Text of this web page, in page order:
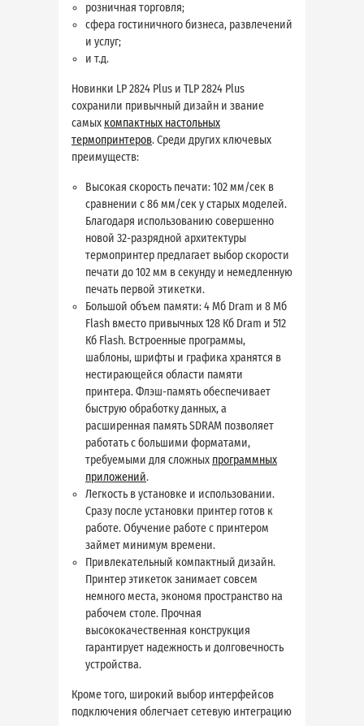
розничная торговля;
сфера гостиничного бизнеса, развлечений
и услуг;
и т.д.
Новинки LP 2824 Plus и TLP 2824 Plus
сохранили привычный дизайн и звание
самых компактных настольных
термопринтеров. Среди других ключевых
преимуществ:
Высокая скорость печати: 102 мм/сек в
сравнении с 86 мм/сек у старых моделей.
Благодаря использованию совершенно
новой 32-разрядной архитектуры
термопринтер предлагает выбор скорости
печати до 102 мм в секунду и немедленную
печать первой этикетки.
Большой объем памяти: 4 Мб Dram и 8 Мб
Flash вместо привычных 128 Кб Dram и 512
Кб Flash. Встроенные программы,
шаблоны, шрифты и графика хранятся в
нестирающейся области памяти
принтера. Флэш-память обеспечивает
быструю обработку данных, а
расширенная память SDRAM позволяет
работать с большими форматами,
требуемыми для сложных программных
приложений.
Легкость в установке и использовании.
Сразу после установки принтер готов к
работе. Обучение работе с принтером
займет минимум времени.
Привлекательный компактный дизайн.
Принтер этикеток занимает совсем
немного места, экономя пространство на
рабочем столе. Прочная
высококачественная конструкция
гарантирует надежность и долговечность
устройства.
Кроме того, широкий выбор интерфейсов
подключения облегчает сетевую интеграцию